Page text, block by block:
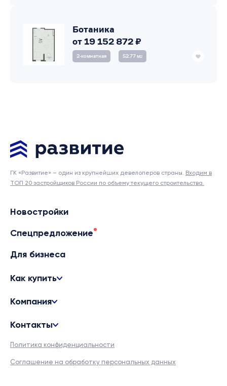
Ботаника
от 19 152 872 ₽
2‑комнатная 52.77 м2
ГК «Развитие» – один из крупнейших девелоперов страны. Входим в
ТОП 20 застройщиков России по объему текущего строительства.
Новостройки
Спецпредложение
Для бизнеса
Как купить
Компания
Контакты
Политика конфиденциальности
Соглашение на обработку персональных данных